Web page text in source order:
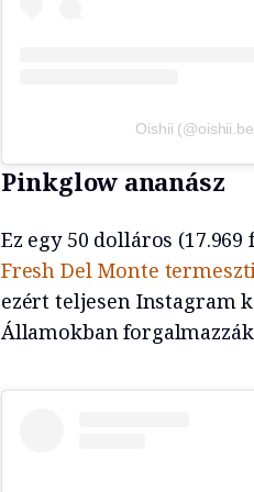
Oishii
Pinkglow ananász
Ez egy 50 dolláros
Fresh Del Monte
ezért teljesen Instagram
Államokban